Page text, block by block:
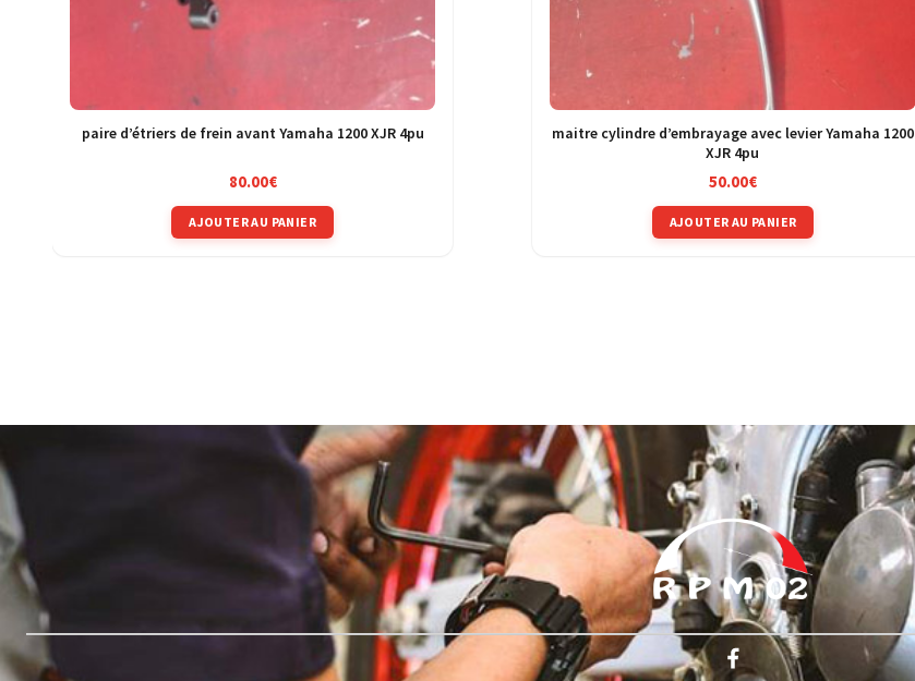
paire d’étriers de frein avant Yamaha 1200 XJR 4pu
80.00€
AJOUTER AU PANIER
maitre cylindre d’embrayage avec levier Yamaha 1200
XJR 4pu
50.00€
AJOUTER AU PANIER